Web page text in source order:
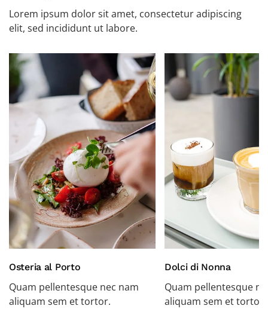
Lorem ipsum dolor sit amet, consectetur adipiscing
elit, sed incididunt ut labore.
Osteria al Porto
Quam pellentesque nec nam
aliquam sem et tortor.
Dolci di Nonna
Quam pellentesque
aliquam sem et tortor.